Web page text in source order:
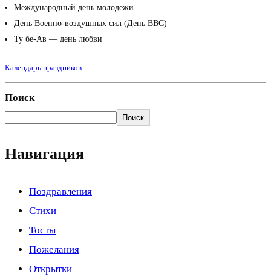
Международный день молодежи
День Военно-воздушных сил (День ВВС)
Ту бе-Ав — день любви
Календарь праздников
Поиск
Поиск
Навигация
Поздравления
Стихи
Тосты
Пожелания
Открытки